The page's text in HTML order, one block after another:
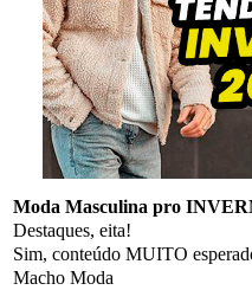
Moda Masculina pro
Destaques, eita!
Sim, conteúdo MUITO
Macho Moda